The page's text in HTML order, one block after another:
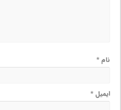
نام*
ایمیل*